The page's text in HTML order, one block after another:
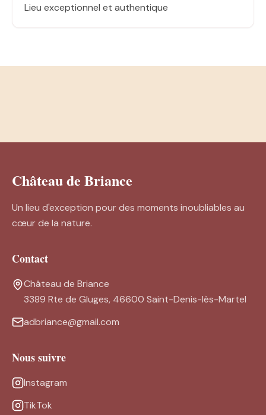
Lieu exceptionnel et authentique
Château de Briance
Un lieu d'exception pour des moments inoubliables au
cœur de la nature.
Contact
Château de Briance
3389 Rte de Gluges, 46600 Saint-Denis-lès-Martel
adbriance@gmail.com
Nous suivre
Instagram
TikTok